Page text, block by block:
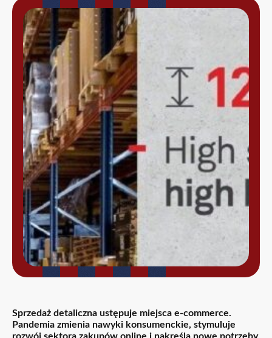
Sprzedaż detaliczna ustępuje miejsca e-commerce.
Pandemia zmienia nawyki konsumenckie, stymuluje